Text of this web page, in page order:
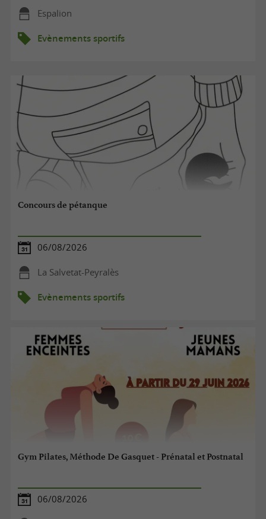
Espalion
Evènements sportifs
Concours de pétanque
06/08/2026
La Salvetat-Peyralès
Evènements sportifs
Gym Pilates, Méthode De Gasquet - Prénatal et Postnatal
06/08/2026